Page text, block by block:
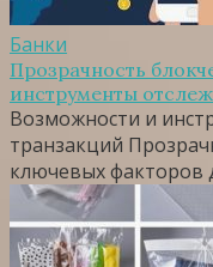
Банки
Прозрачность
инструменты
Возможности и
транзакций
ключевых факторов